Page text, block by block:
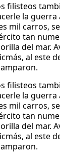
filisteos
la guerra
mil carros,
tan
del mar.
al este
filisteos
la guerra
mil carros,
tan
del mar.
al este